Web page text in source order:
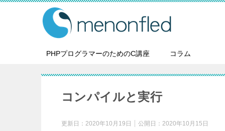
PHPプログラマーのためのC講座 コラム
コンパイルと実行
更新日： 2020年10月19日 公開日： 2020年10月15日